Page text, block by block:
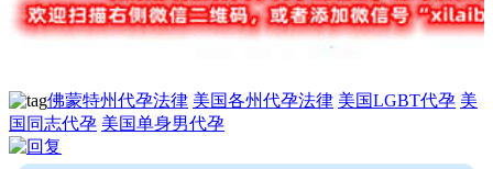
佛蒙特州代孕法律 美国各州代孕法律 美国LGBT代孕 美
国同志代孕 美国单身男代孕